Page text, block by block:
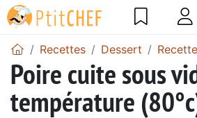
Recettes Dessert
Poire cuite sous
température